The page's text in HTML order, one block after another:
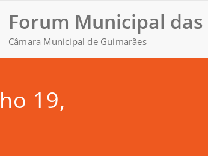
Forum Municipal
Câmara Municipal de Guimarães
19,